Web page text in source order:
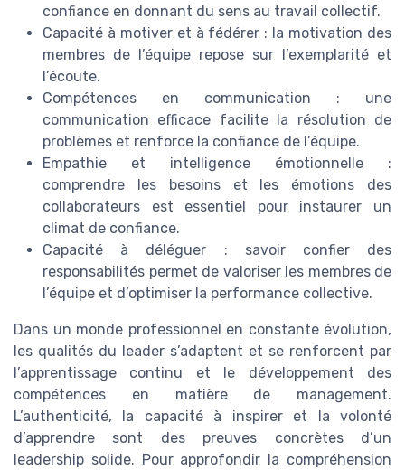
confiance en donnant du sens au travail collectif.
Capacité à motiver et à fédérer : la motivation des
membres de l’équipe repose sur l’exemplarité et
l’écoute.
Compétences en communication : une
communication efficace facilite la résolution de
problèmes et renforce la confiance de l’équipe.
Empathie et intelligence émotionnelle :
comprendre les besoins et les émotions des
collaborateurs est essentiel pour instaurer un
climat de confiance.
Capacité à déléguer : savoir confier des
responsabilités permet de valoriser les membres de
l’équipe et d’optimiser la performance collective.
Dans un monde professionnel en constante évolution,
les qualités du leader s’adaptent et se renforcent par
l’apprentissage continu et le développement des
compétences en matière de management.
L’authenticité, la capacité à inspirer et la volonté
d’apprendre sont des preuves concrètes d’un
leadership solide. Pour approfondir la compréhension